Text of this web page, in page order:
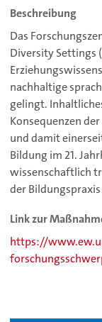
Beschreibung
Das
Diversity Settings
nachhaltige
gelingt.
Konsequenzen
und damit
Bildung im 21.
wissenschaftlich
der
Link zur
https://